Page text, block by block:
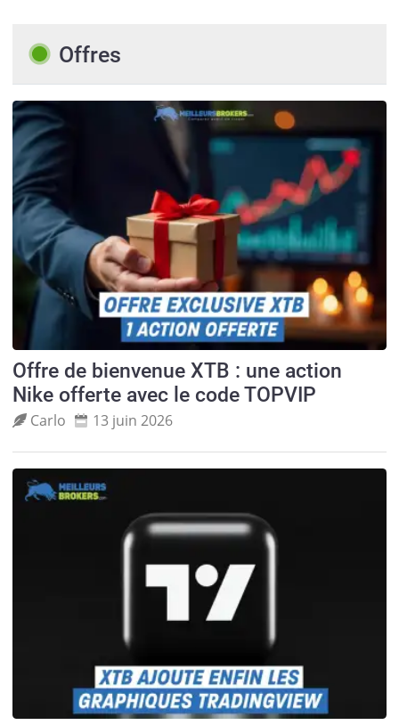
Offres
Offre de bienvenue XTB : une action
Nike offerte avec le code TOPVIP
Carlo 13 juin 2026